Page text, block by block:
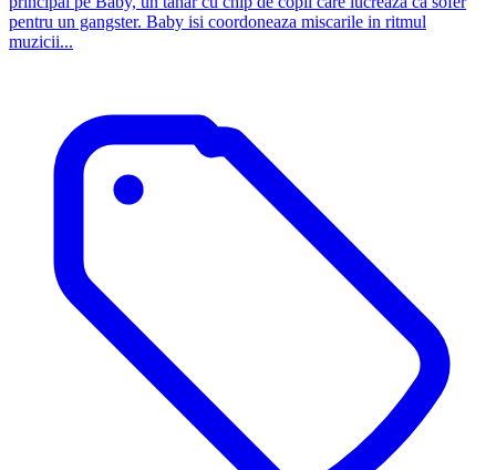
pentru un gangster. Baby isi coordoneaza miscarile in ritmul
muzicii...